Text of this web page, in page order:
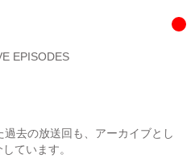
EPISODES
去の放送回も、アーカイブとし
ています。